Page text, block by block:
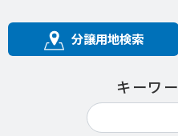
分譲用地検索
キーワ